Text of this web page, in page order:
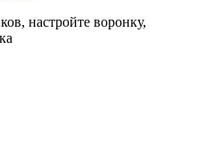
настройте воронку,